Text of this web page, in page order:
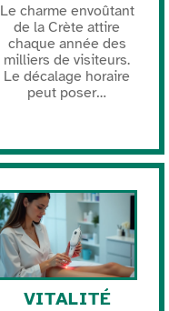
Le charme envoûtant
de la Crète attire
chaque année des
milliers de visiteurs.
Le décalage horaire
peut poser…
VITALITÉ